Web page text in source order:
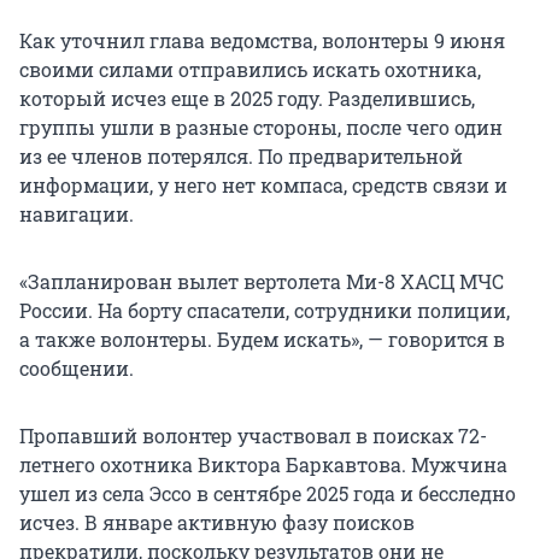
Как уточнил глава ведомства, волонтеры 9 июня
своими силами отправились искать охотника,
который исчез еще в 2025 году. Разделившись,
группы ушли в разные стороны, после чего один
из ее членов потерялся. По предварительной
информации, у него нет компаса, средств связи и
навигации.
«Запланирован вылет вертолета Ми-8 ХАСЦ МЧС
России. На борту спасатели, сотрудники полиции,
а также волонтеры. Будем искать», — говорится в
сообщении.
Пропавший волонтер участвовал в поисках 72-
летнего охотника Виктора Баркавтова. Мужчина
ушел из села Эссо в сентябре 2025 года и бесследно
исчез. В январе активную фазу поисков
прекратили, поскольку результатов они не